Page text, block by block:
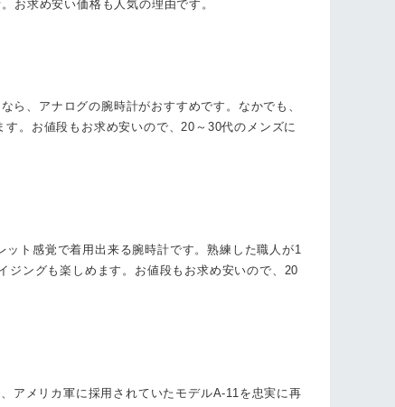
お求め安い価格も人気の理由です。
、アナログの腕時計がおすすめです。なかでも、
。お値段もお求め安いので、20～30代のメンズに
ト感覚で着用出来る腕時計です。熟練した職人が1
ジングも楽しめます。お値段もお求め安いので、20
アメリカ軍に採用されていたモデルA-11を忠実に再